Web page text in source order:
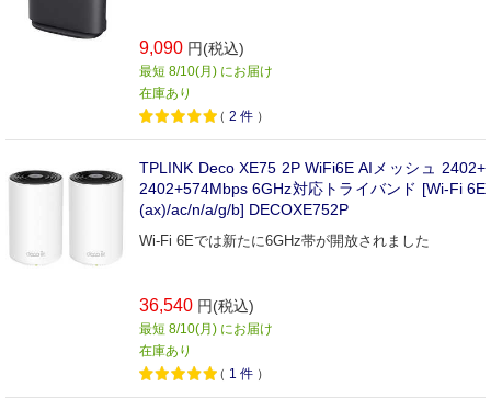
9,090 円(税込)
最短 8/10(月) にお届け
在庫あり
（ 2 件 ）
TPLINK Deco XE75 2P WiFi6E AIメッシュ 2402+
2402+574Mbps 6GHz対応トライバンド [Wi-Fi 6E
(ax)/ac/n/a/g/b] DECOXE752P
Wi-Fi 6Eでは新たに6GHz帯が開放されました
36,540 円(税込)
最短 8/10(月) にお届け
在庫あり
（ 1 件 ）